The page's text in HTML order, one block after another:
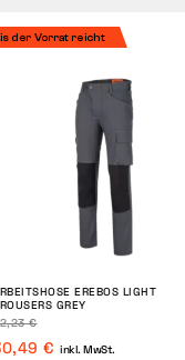
der Vorrat reicht
EREBOS LIGHT
GREY
€
€ inkl. MwSt.